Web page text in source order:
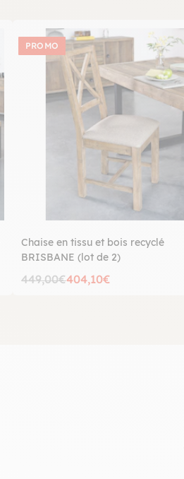
PROMO
Chaise en tissu et bois recyclé
BRISBANE (lot de 2)
449,00€404,10€